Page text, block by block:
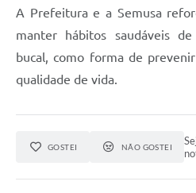
A Prefeitura e a Semusa
manter hábitos saudáveis
bucal, como forma de
qualidade de vida.
GOSTEI NÃO GOSTEI